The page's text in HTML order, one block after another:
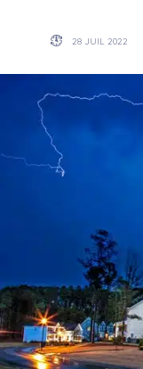
28 JUIL 2022